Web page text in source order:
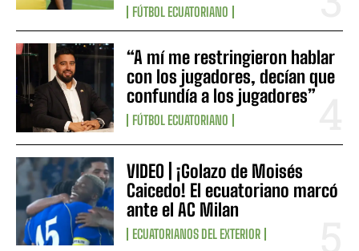
FÚTBOL ECUATORIANO
“A mí me restringieron hablar
con los jugadores, decían que
confundía a los jugadores”
FÚTBOL ECUATORIANO
VIDEO | ¡Golazo de Moisés
Caicedo! El ecuatoriano marcó
ante el AC Milan
ECUATORIANOS DEL EXTERIOR